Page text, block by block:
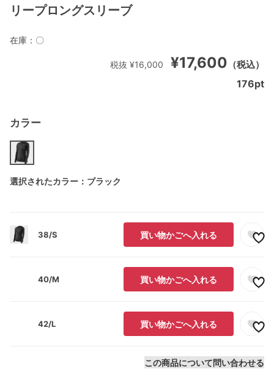
リープロングスリーブ
¥17,600 （税込）
税抜 ¥16,000
カラー
選択されたカラー：ブラック
38/S 買い物かごへ入れる
40/M 買い物かごへ入れる
42/L 買い物かごへ入れる
この商品について問い合わせる
在庫： 〇
176pt